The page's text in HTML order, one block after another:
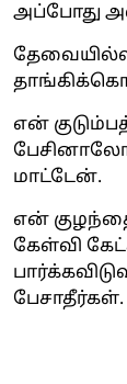
அப்போது
என்
மாட்டேன்.
என்
கேள்வி
பேசாதீர்கள்.